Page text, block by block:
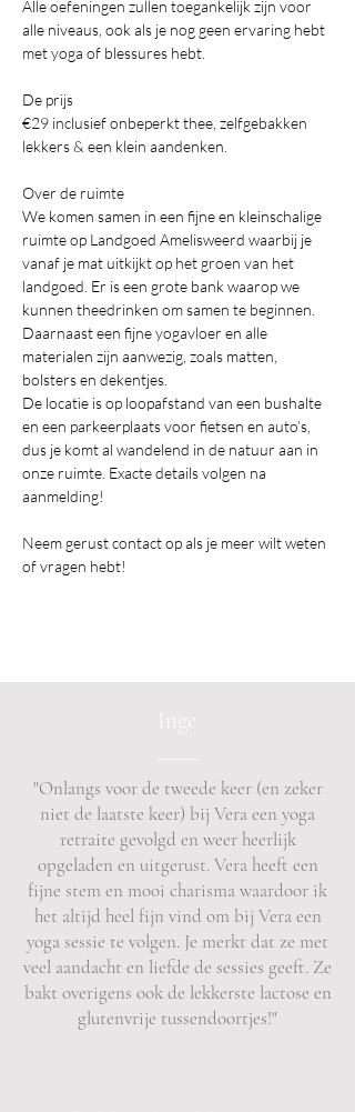
Alle oefeningen zullen toegankelijk zijn voor
alle niveaus, ook als je nog geen ervaring hebt
met yoga of blessures hebt.
De prijs
€29 inclusief onbeperkt thee, zelfgebakken
lekkers & een klein aandenken.
Over de ruimte
We komen samen in een fijne en kleinschalige
ruimte op Landgoed Amelisweerd waarbij je
vanaf je mat uitkijkt op het groen van het
landgoed. Er is een grote bank waarop we
kunnen theedrinken om samen te beginnen.
Daarnaast een fijne yogavloer en alle
materialen zijn aanwezig, zoals matten,
bolsters en dekentjes.
De locatie is op loopafstand van een bushalte
en een parkeerplaats voor fietsen en auto’s,
dus je komt al wandelend in de natuur aan in
onze ruimte. Exacte details volgen na
aanmelding!
Neem gerust contact op als je meer wilt weten
of vragen hebt!
Inge
"Onlangs voor de tweede keer (en zeker
niet de laatste keer) bij Vera een yoga
retraite gevolgd en weer heerlijk
opgeladen en uitgerust. Vera heeft een
fijne stem en mooi charisma waardoor ik
het altijd heel fijn vind om bij Vera een
yoga sessie te volgen. Je merkt dat ze met
veel aandacht en liefde de sessies geeft. Ze
bakt overigens ook de lekkerste lactose en
glutenvrije tussendoortjes!"